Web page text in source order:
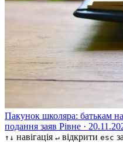
Пакунок школяра: батькам
подання заяв Рівне ·
↑↓ навігація ↵ відкрити esc